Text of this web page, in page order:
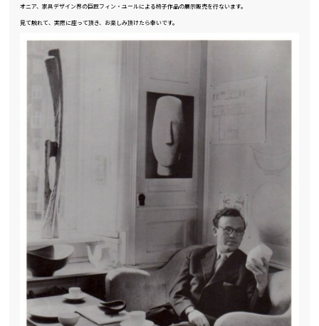
オニア、家具デザイン界の巨匠フィン・ユールによる椅子作品の展示販売を行ないます。
見て触れて、実際に座って頂き、お楽しみ頂けたら幸いです。